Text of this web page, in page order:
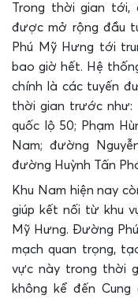
Trong thời gian tới,
được mở rộng đầu
Phú Mỹ Hưng tới
bao giờ hết. Hệ
chính là các tuyến
thời gian trước như:
quốc lộ 50; Phạm
Nam; đường
đường Huỳnh Tấn
Khu Nam hiện nay
giúp kết nối từ khu
Mỹ Hưng. Đường
mạch quan trọng,
vực này trong thời
không kể đến